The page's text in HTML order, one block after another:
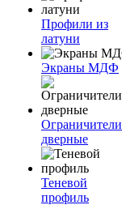
Профили из
латуни
Экраны МДФ
Ограничители
дверные
Теневой
профиль